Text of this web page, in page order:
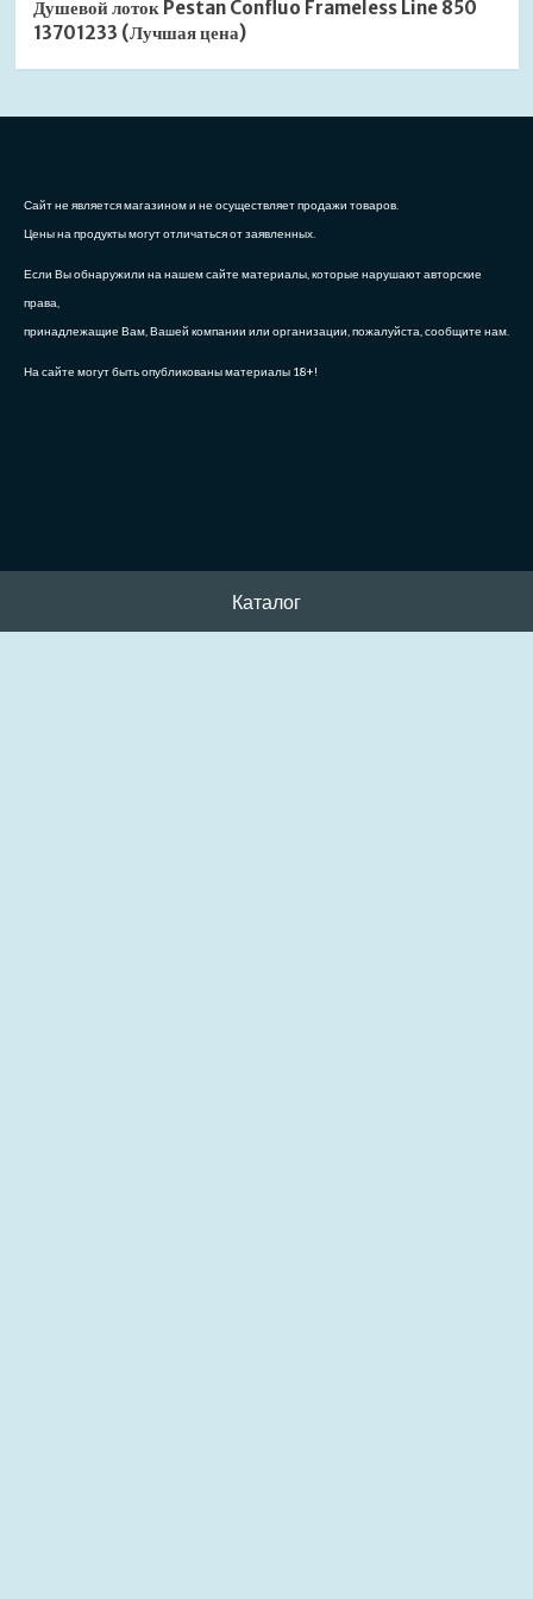
Душевой лоток Pestan Confluo Frameless Line 850
13701233 (Лучшая цена)
Сайт не является магазином и не осуществляет продажи товаров.
Цены на продукты могут отличаться от заявленных.
Если Вы обнаружили на нашем сайте материалы, которые нарушают авторские
права,
принадлежащие Вам, Вашей компании или организации, пожалуйста, сообщите нам.
На сайте могут быть опубликованы материалы 18+!
Каталог